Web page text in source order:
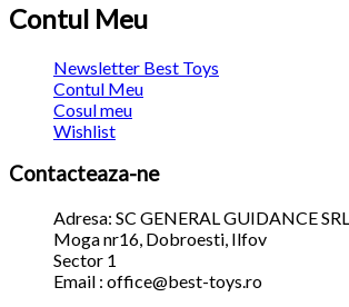
Contul Meu
Newsletter Best Toys
Contul Meu
Cosul meu
Wishlist
Contacteaza-ne
Adresa: SC GENERAL GUIDANCE
Moga nr16, Dobroesti, Ilfov
Sector 1
Email : office@best-toys.ro